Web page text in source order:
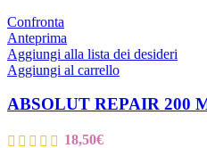
Confronta
Anteprima
Aggiungi alla lista dei desideri
Aggiungi al carrello
ABSOLUT REPAIR 200
18,50€